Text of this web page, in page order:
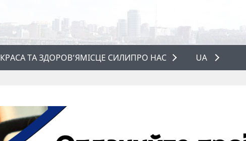
КРАСА ТА ЗДОРОВ’ЯМІСЦЕ СИЛИПРО НАС
UA